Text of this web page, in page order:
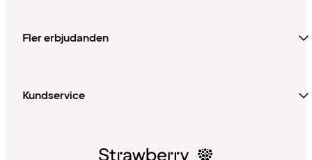
Fler erbjudanden
Kundservice